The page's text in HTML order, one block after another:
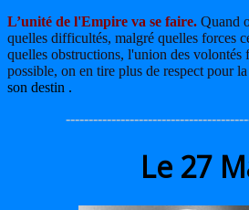
L’unité de l'Empire va se faire. Quand
quelles difficultés, malgré quelles forces
quelles obstructions, l'union des volontés
possible, on en tire plus de respect pour
son destin .
Le 27